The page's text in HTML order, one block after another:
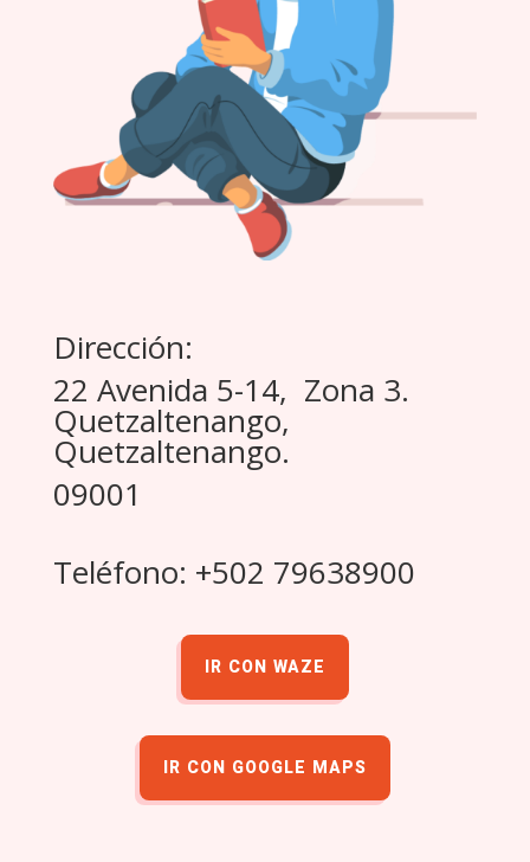
Dirección:
22 Avenida 5-14, Zona 3.
Quetzaltenango,
Quetzaltenango.
09001
Teléfono: +502 79638900
IR CON WAZE
IR CON GOOGLE MAPS